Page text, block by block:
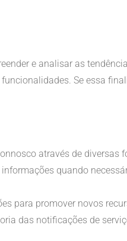
e analisar as
Se essa
através de
quando
para promover novos
das notificações de